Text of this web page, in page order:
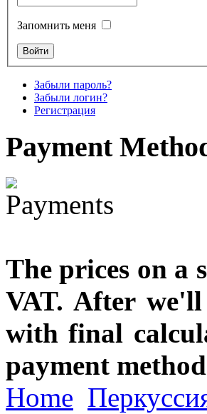
Snake Didgeridoo
€711.00
Вы экономите: €79.00
Запомнить меня
Забыли пароль?
Забыли логин?
Регистрация
Payment
The prices on a
VAT. After
with final
payment
Home